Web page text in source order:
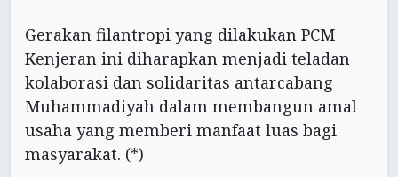
Gerakan filantropi yang dilakukan PCM
Kenjeran ini diharapkan menjadi teladan
kolaborasi dan solidaritas antarcabang
Muhammadiyah dalam membangun amal
usaha yang memberi manfaat luas bagi
masyarakat. (*)